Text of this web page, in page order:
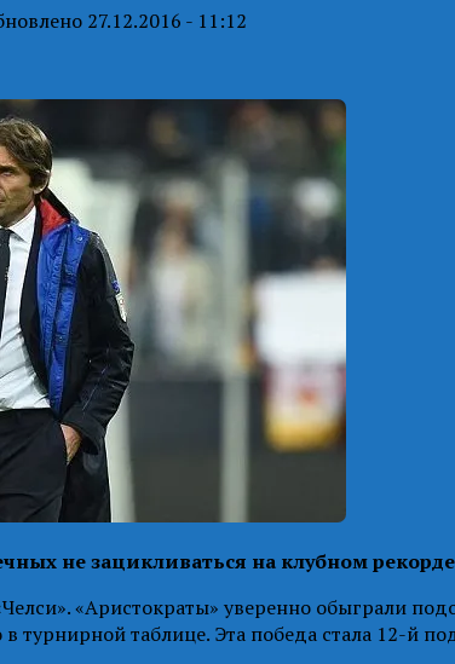
27.12.2016 - 11:12
не зацикливаться на клубном
«Аристократы» уверенно обыграли
турнирной таблице. Эта победа стала 12-й